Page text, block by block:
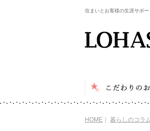
住まいとお客様の生涯サポ
HOME 暮らしのコラ